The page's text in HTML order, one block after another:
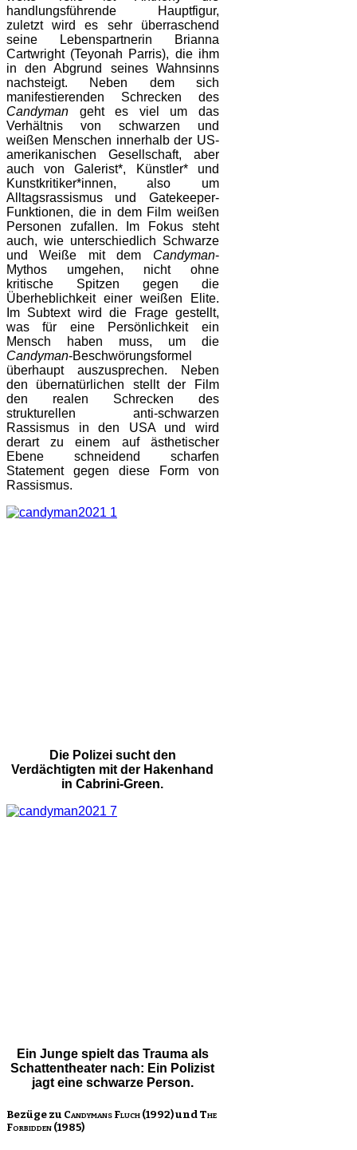
handlungsführende Hauptfigur,
zuletzt wird es sehr überraschend
seine Lebenspartnerin Brianna
Cartwright (Teyonah Parris), die ihm
in den Abgrund seines Wahnsinns
nachsteigt. Neben dem sich
manifestierenden Schrecken des
Candyman geht es viel um das
Verhältnis von schwarzen und
weißen Menschen innerhalb der US-
amerikanischen Gesellschaft, aber
auch von Galerist*, Künstler* und
Kunstkritiker*innen, also um
Alltagsrassismus und Gatekeeper-
Funktionen, die in dem Film weißen
Personen zufallen. Im Fokus steht
auch, wie unterschiedlich Schwarze
und Weiße mit dem Candyman-
Mythos umgehen, nicht ohne
kritische Spitzen gegen die
Überheblichkeit einer weißen Elite.
Im Subtext wird die Frage gestellt,
was für eine Persönlichkeit ein
Mensch haben muss, um die
Candyman-Beschwörungsformel
überhaupt auszusprechen. Neben
den übernatürlichen stellt der Film
den realen Schrecken des
strukturellen anti-schwarzen
Rassismus in den USA und wird
derart zu einem auf ästhetischer
Ebene schneidend scharfen
Statement gegen diese Form von
Rassismus.
Die Polizei sucht den
Verdächtigten mit der Hakenhand
in Cabrini-Green.
Ein Junge spielt das Trauma als
Schattentheater nach: Ein Polizist
jagt eine schwarze Person.
Bezüge zu Candymans Fluch(1992) undThe
Forbidden(1985)